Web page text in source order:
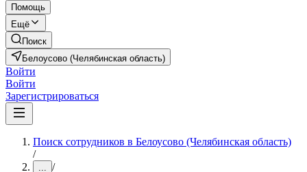
Помощь
Ещё
Поиск
Белоусово (Челябинская область)
Войти
Войти
Зарегистрироваться
Поиск сотрудников в Белоусово (Челябинская область)
/
... /